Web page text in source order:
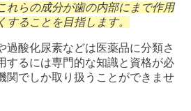
れらの成分が歯の内部にまで作用
することを目指します。
過酸化尿素などは医薬品に分類さ
するには専門的な知識と資格が必
関でしか取り扱うことができませ